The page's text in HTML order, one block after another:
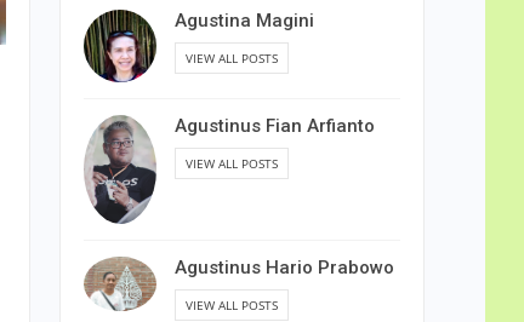
Agustina Magini
VIEW ALL POSTS
Agustinus Fian Arfianto
VIEW ALL POSTS
Agustinus Hario Prabowo
VIEW ALL POSTS